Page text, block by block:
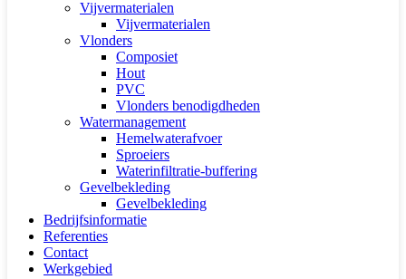
Vijvermaterialen
Vijvermaterialen
Vlonders
Composiet
Hout
PVC
Vlonders benodigdheden
Watermanagement
Hemelwaterafvoer
Sproeiers
Waterinfiltratie-buffering
Gevelbekleding
Gevelbekleding
Bedrijfsinformatie
Referenties
Contact
Werkgebied